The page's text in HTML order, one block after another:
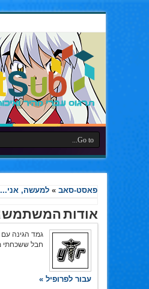
פאסט-סאב »למעשה, אני...
אודות המשתמש YTR
גמד הגינה
חבל ששכחתי
עבור לפרופיל »